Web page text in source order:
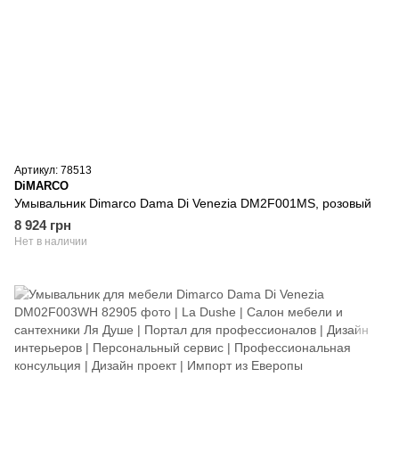
Артикул: 78513
DiMARCO
Умывальник Dimarco Dama Di Venezia DM2F001MS, розовый
8 924 грн
Нет в наличии